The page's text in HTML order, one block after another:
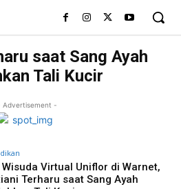
saat Sang Ayah
Tali Kucir
Advertisement -
Virtual Uniflor di Warnet,
Terharu saat Sang Ayah